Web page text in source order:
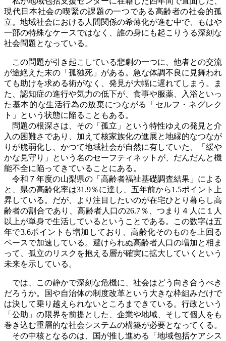
現代日本社会の喫緊の課題の一つである高齢者の社会的孤
立。地域社会における人間関係の希薄化が進む中で、
もはや
一部の特殊なケースではなく、誰の身にも起こりうる深刻な
社会問題と なっている。
この問題が引き起こしている悲劇の一つに、他者との交流
が途絶えた末の「孤独死」がある。急な体調不良に見舞われ
ても助けを求める術がなく、発見が大幅に遅れてしまう。ま
た、認知症の進行や気力の低下が、食事や服薬、入浴といっ
た基本的な生活行為の放棄につながる「セルフ・ネグレク
ト」という状態に陥ることもある。
問題の根深さは、その「孤立」という特性ゆえの発見と介
入の困難さであり、加えて核家族化の進展と地縁的なつなが
りが脆弱化し、かつて地域社会が自然に有していた、「緩や
かな見守り」という名のセーフティネットが、だんだんと機
能不全に陥ってきていることにある。
令和７年度の山梨県の「高齢者福祉基礎調査結果」による
と、県の高齢化率は31.9％に達し、五年前から1.5ポイント上
昇している。だが、より注目したいのが在宅ひとり暮らし高
齢者の割合であり、高齢者人口の26.7％、つまり４人に１人
以上が単身で生活しているということである。この数字は五
年で3.6ポイントも増加しており、高齢化そのものを上回る
ペースで加速している。避けられぬ高齢者人口の増加と相ま
って、孤立のリスクを抱える層が確実に拡大していくという
未来を示している。
では、この静かで深刻な危機に、社会はどう向き合うべき
だろうか。国や自治体の制度改革という大きな枠組みだけで
は決して乗り越えられないところまできている。行政という
「公助」の限界を前提とした、企業や地域、そして個人をも
巻き込む重層的な社会システムの構築が必要となってくる。
その中核となるのは、国が推し進める「地域包括ケアシス